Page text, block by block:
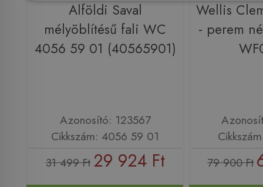
Alföldi Saval
mélyöblítésű fali WC
4056 59 01 (40565901)
Azonosító: 123567
Cikkszám: 4056 59 01
31 499 Ft 29 924 Ft
Wellis
- perem
79 900 Ft